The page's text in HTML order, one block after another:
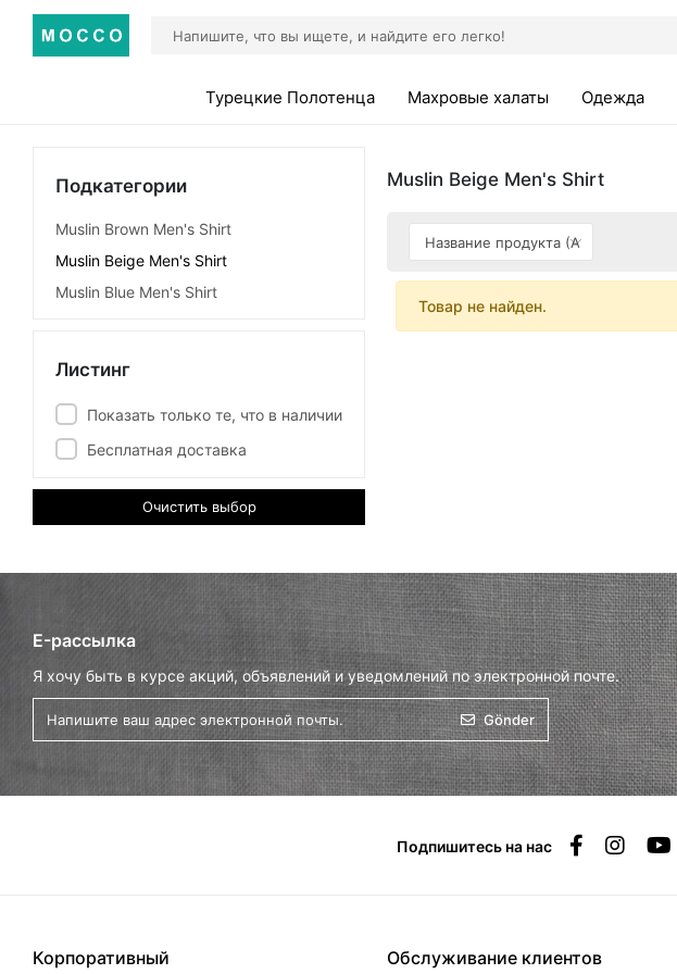
Турецкие Полотенца Махровые халаты Одежда
Подкатегории
Muslin Brown Men's Shirt
Muslin Beige Men's Shirt
Muslin Blue Men's Shirt
Листинг
Показать только те, что в наличии
Бесплатная доставка
Очистить выбор
Muslin Beige Men's Shirt
Товар не найден.
E-рассылка
Я хочу быть в курсе акций, объявлений и уведомлений по электронной почте.
Gönder
Подпишитесь на нас
Корпоративный Обслуживание клиентов